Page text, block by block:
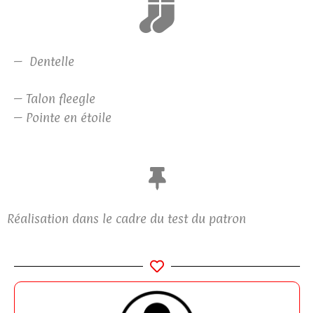
– Dentelle
– Talon fleegle
– Pointe en étoile
Réalisation dans le cadre du test du patron